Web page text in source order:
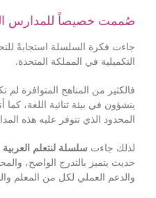
صُممت خصيصاً للمدارس
جاءت فكرة السلسلة استجابةً
التكميلية في المملكة المتحدة.
فالكثير من المناهج المتوافرة
ينشؤون في بيئة ثنائية اللغة،
المحدود الذي تتوفر عليه هذه
لذلك جاءت سلسلة لنتعلم العربية
حديث يتميز بالتدرج الواضح،
والدعم العملي لكل من المعلم